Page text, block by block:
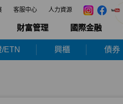
客服中心 人力資源
財富管理 國際金融
ETN 興櫃 債券